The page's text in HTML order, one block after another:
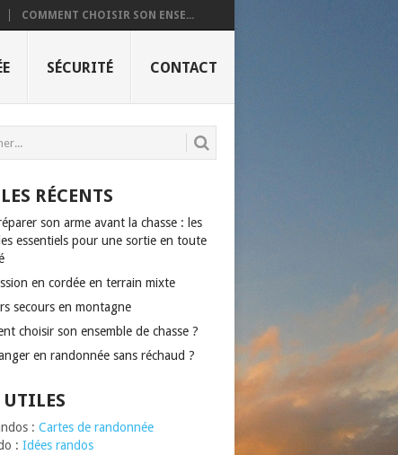
COMMENT CHOISIR SON ENSE...
SÉCURITÉ CONTACT
RÉCENTS
son arme avant la chasse : les
essentiels pour une sortie en toute
en cordée en terrain mixte
secours en montagne
choisir son ensemble de chasse ?
en randonnée sans réchaud ?
: Cartes de randonnée
: Idées randos